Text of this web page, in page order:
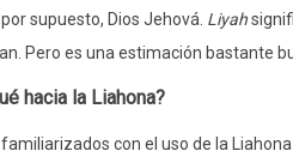
por supuesto, Dios Jehová. Liyah
Pero es una estimación bastante
hacia la Liahona?
con el uso de la